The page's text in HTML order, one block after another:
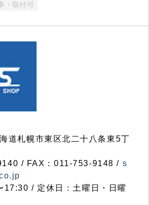
・取付可
札幌市東区北二十八条東5丁
/ FAX：011-753-9148 / s
17:30 / 定休日：土曜日・日曜